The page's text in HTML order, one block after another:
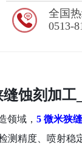
全国
0513-
蚀刻加工
领域， 5 微米狭缝
测精度、喷射